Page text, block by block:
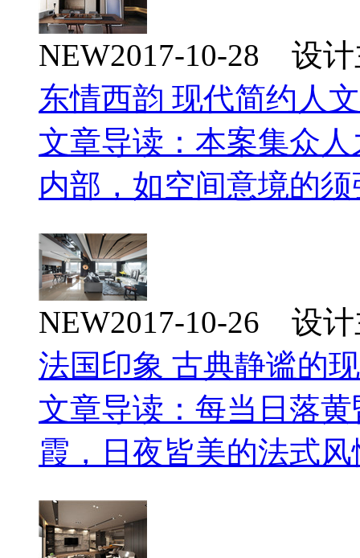
NEW2017-10-28 设
东情西韵 现代简约人
文章导读：本案集众
内部，如空间意境的
NEW2017-10-26 设
法国印象 古典静谧的
文章导读：每当日落
霞，日夜皆美的法式